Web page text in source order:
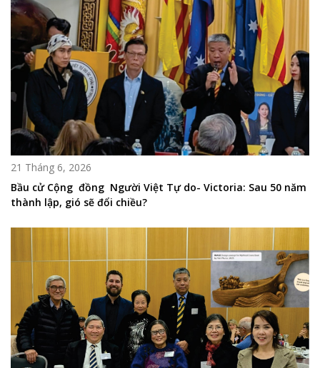
21 Tháng 6, 2026
Bầu cử Cộng đồng Người Việt Tự do- Victoria: Sau 50 năm
thành lập, gió sẽ đổi chiều?